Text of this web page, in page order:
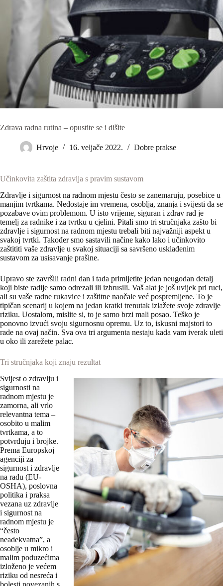
Zdrava radna rutina – opustite se i dišite
Hrvoje 16. veljače 2022. Dobre prakse
Učinkovita zaštita zdravlja s pravim sustavom
Zdravlje i sigurnost na radnom mjestu često se zanemaruju, posebice u
manjim tvrtkama. Nedostaje im vremena, osoblja, znanja i svijesti da se
pozabave ovim problemom. U isto vrijeme, siguran i zdrav rad je
temelj za radnike i za tvrtku u cjelini. Pitali smo tri stručnjaka zašto bi
zdravlje i sigurnost na radnom mjestu trebali biti najvažniji aspekt u
svakoj tvrtki. Također smo sastavili načine kako lako i učinkovito
zaštititi vaše zdravlje u svakoj situaciji sa savršeno usklađenim
sustavom za usisavanje prašine.
Upravo ste završili radni dan i tada primijetite jedan neugodan detalj
koji biste radije samo odrezali ili izbrusili. Vaš alat je još uvijek pri ruci,
ali su vaše radne rukavice i zaštitne naočale već pospremljene. To je
tipičan scenarij u kojem na jedan kratki trenutak izlažete svoje zdravlje
riziku. Uostalom, mislite si, to je samo brzi mali posao. Teško je
ponovno izvući svoju sigurnosnu opremu. Uz to, iskusni majstori to
rade na ovaj način. Sva ova tri argumenta nestaju kada vam iverak uleti
u oko ili zarežete palac.
Tri stručnjaka koji znaju rezultat
Svijest o zdravlju i
sigurnosti na
radnom mjestu je
zamorna, ali vrlo
relevantna tema –
osobito u malim
tvrtkama, a to
potvrđuju i brojke.
Prema Europskoj
agenciji za
sigurnost i zdravlje
na radu (EU-
OSHA), poslovna
politika i praksa
vezana uz zdravlje
i sigurnost na
radnom mjestu je
“često
neadekvatna”, a
osoblje u mikro i
malim poduzećima
izloženo je većem
riziku od nesreća i
bolesti povezanih s